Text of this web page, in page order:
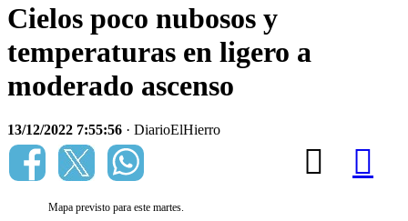
Cielos poco nubosos y
temperaturas en ligero a
moderado ascenso
13/12/2022 7:55:56 · DiarioElHierro
Mapa previsto para este martes.